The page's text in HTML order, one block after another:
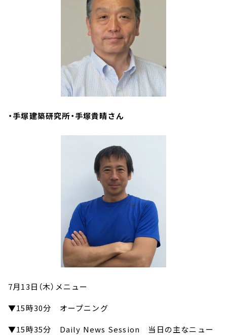
・手塚建築研究所・手塚貴晴さん
7月13日（木）メニュー
▼15時30分 オープニング
▼15時35分 Daily News Session 当日の主なニュー